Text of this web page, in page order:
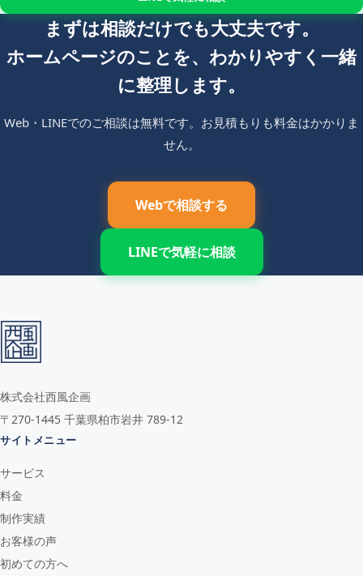
まずは相談だけでも大丈夫です。
ホームページのことを、わかりやすく一緒
に整理します。
Web・LINEでのご相談は無料です。お見積もりも料金はかかりま
せん。
Webで相談する
LINEで気軽に相談
株式会社西風企画
〒270-1445 千葉県柏市岩井 789-12
サイトメニュー
サービス
料金
制作実績
お客様の声
初めての方へ